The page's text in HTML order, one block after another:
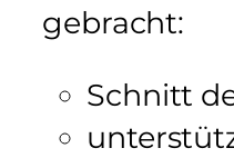
gebracht:
Schnitt